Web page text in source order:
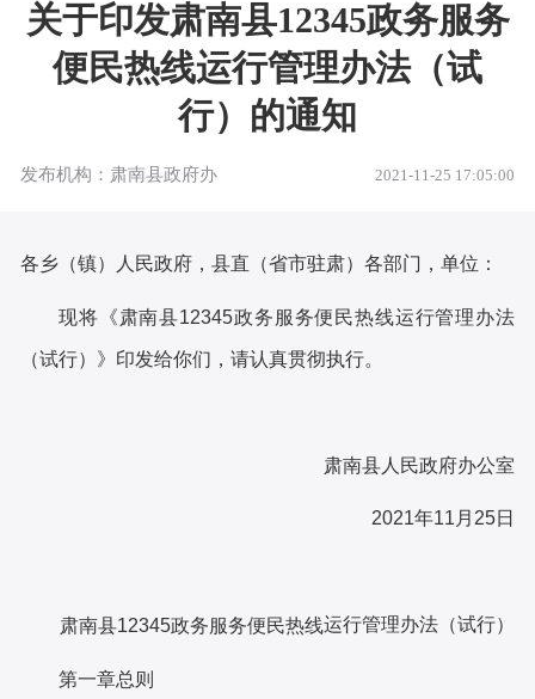
关于印发肃南县12345政务服务
便民热线运行管理办法（试
行）的通知
发布机构：肃南县政府办 2021-11-25 17:05:00
各乡（镇）人民政府，县直（省市驻肃）各部门，单位：
现将《肃南县12345政务服务便民热线运行管理办法
（试行）》印发给你们，请认真贯彻执行。
肃南县人民政府办公室
2021年11月25日
肃南县12345政务服务便民热线运行管理办法（试行）
第一章总 则